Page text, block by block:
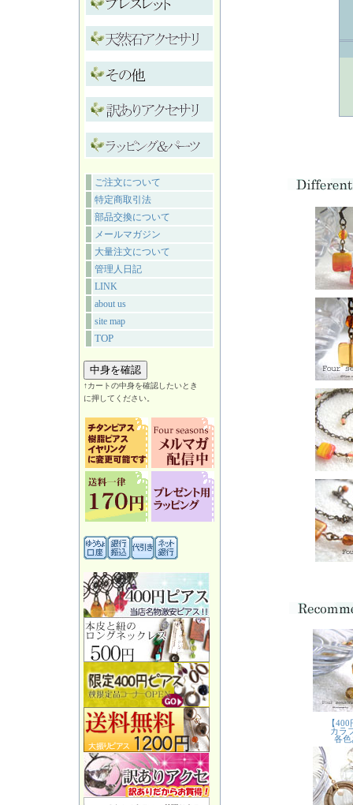
ご注文について
特定商取引法
部品交換について
メールマガジン
大量注文について
管理人日記
LINK
about us
site map
TOP
↑カートの中身を確認したいとき
に押してください。